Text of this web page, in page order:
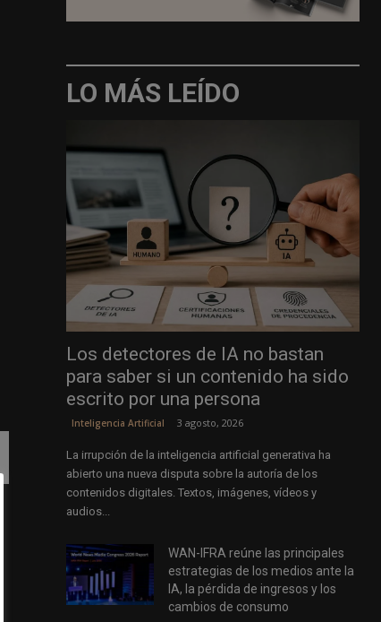
LO MÁS LEÍDO
Los detectores de IA no bastan
para saber si un contenido ha sido
escrito por una persona
Inteligencia Artificial 3 agosto, 2026
La irrupción de la inteligencia artificial generativa ha
abierto una nueva disputa sobre la autoría de los
contenidos digitales. Textos, imágenes, vídeos y
audios...
WAN-IFRA reúne las principales
estrategias de los medios ante la
IA, la pérdida de ingresos y los
cambios de consumo